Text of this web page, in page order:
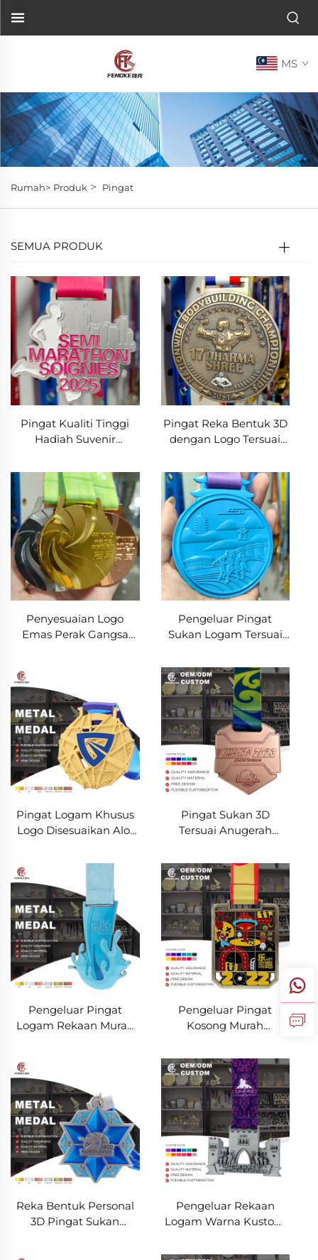
MS
Rumah> Produk > Pingat
SEMUA PRODUK
Pingat Kualiti Tinggi
Hadiah Suvenir
Berlari 3D Penamat
Jalan Gunung Basikal
Berbasikal Pingat
Pingat Reka Bentuk 3D
dengan Logo Tersuai
Logam Bina Badan
Angkat Berat Gulat
Penyesuaian Logo
Emas Perak Gangsa
Badminton Juara
Pingat
Pengeluar Pingat
Sukan Logam Tersuai
Maraton Larian Pingat
Sukan
Pingat Logam Khusus
Logo Disesuaikan Aloi
Sukan Bola Keranjang
3D dengan Reben
Pingat Sukan 3D
Tersuai Anugerah
Pingat Sukan Kung Fu
Karate Taekwondo
Dengan Reben
Pengeluar Pingat
Logam Rekaan Murah
Untuk Cenderahati
Pengeluar Pingat
Kosong Murah
Tersuai Pingat Sukan
Larian Maraton Logam
Reka Bentuk Personal
3D Pingat Sukan
Pengeluar Rekaan
Logam Warna Kustom
Hadiah Sukan Larian